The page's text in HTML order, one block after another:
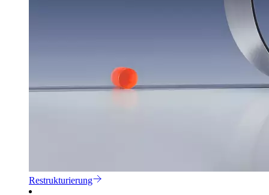
Restrukturierung